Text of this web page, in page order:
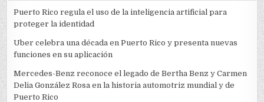
Puerto Rico regula el uso de la inteligencia artificial para
proteger la identidad
Uber celebra una década en Puerto Rico y presenta nuevas
funciones en su aplicación
Mercedes-Benz reconoce el legado de Bertha Benz y Carmen
Delia González Rosa en la historia automotriz mundial y de
Puerto Rico